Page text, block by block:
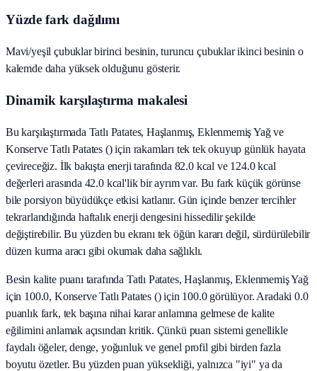
Yüzde fark dağılımı
Mavi/yeşil çubuklar birinci besinin, turuncu çubuklar ikinci besinin o
kalemde daha yüksek olduğunu gösterir.
Dinamik karşılaştırma makalesi
Bu karşılaştırmada Tatlı Patates, Haşlanmış, Eklenmemiş Yağ ve
Konserve Tatlı Patates () için rakamları tek tek okuyup günlük hayata
çevireceğiz. İlk bakışta enerji tarafında 82.0 kcal ve 124.0 kcal
değerleri arasında 42.0 kcal'lik bir ayrım var. Bu fark küçük görünse
bile porsiyon büyüdükçe etkisi katlanır. Gün içinde benzer tercihler
tekrarlandığında haftalık enerji dengesini hissedilir şekilde
değiştirebilir. Bu yüzden bu ekranı tek öğün kararı değil, sürdürülebilir
düzen kurma aracı gibi okumak daha sağlıklı.
Besin kalite puanı tarafında Tatlı Patates, Haşlanmış, Eklenmemiş Yağ
için 100.0, Konserve Tatlı Patates () için 100.0 görülüyor. Aradaki 0.0
puanlık fark, tek başına nihai karar anlamına gelmese de kalite
eğilimini anlamak açısından kritik. Çünkü puan sistemi genellikle
faydalı öğeler, denge, yoğunluk ve genel profil gibi birden fazla
boyutu özetler. Bu yüzden puan yüksekliği, yalnızca "iyi" ya da